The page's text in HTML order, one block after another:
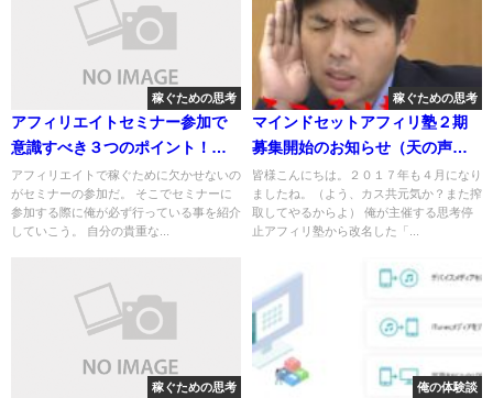
稼ぐための思考
アフィリエイトセミナー参加で
意識すべき３つのポイント！俺
が今でもやってる方法はコレだ
アフィリエイトで稼ぐために欠かせないの
がセミナーの参加だ。 そこでセミナーに
参加する際に俺が必ず行っている事を紹介
していこう。 自分の貴重な...
稼ぐための思考
マインドセットアフィリ塾２期
募集開始のお知らせ（天の声・
副音声付き）
皆様こんにちは。２０１７年も４月になり
ましたね。（よう、カス共元気か？また搾
取してやるからよ） 俺が主催する思考停
止アフィリ塾から改名した「...
稼ぐための思考 俺の体験談